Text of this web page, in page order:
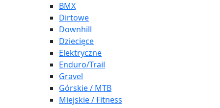
BMX
Dirtowe
Downhill
Dziecięce
Elektryczne
Enduro/Trail
Gravel
Górskie / MTB
Miejskie / Fitness